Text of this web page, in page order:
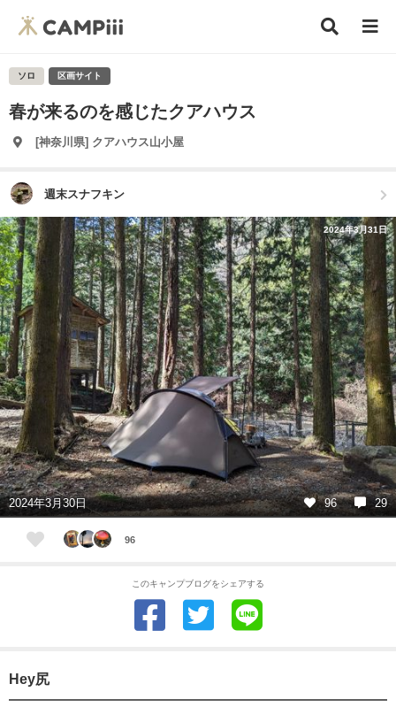
ソロ 区画サイト
春が来るのを感じたクアハウス
[神奈川県] クアハウス山小屋
週末スナフキン
2024年3月31日
2024年3月30日 96 29
96
このキャンプブログをシェアする
Hey尻